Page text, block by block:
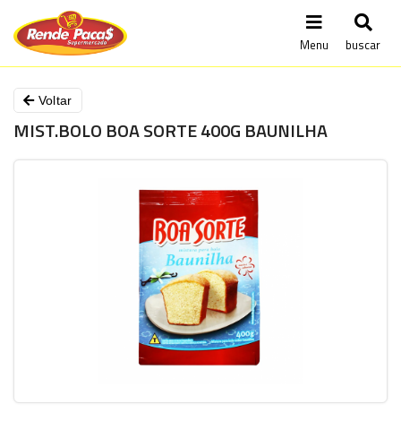
Menu buscar
Voltar
MIST.BOLO BOA SORTE 400G BAUNILHA